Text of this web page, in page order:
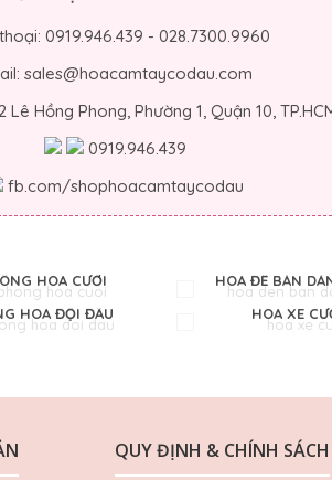
0919.946.439 - 028.7300.9960
sales@hoacamtaycodau.com
Lê Hồng Phong, Phường 1, Quận 10,
0919.946.439
fb.com/shophoacamtaycodau
HOA CƯỚI HOA ĐỂ BÀN
HOA ĐỘI ĐẦU HOA XE
QUY ĐỊNH & CHÍNH SÁCH